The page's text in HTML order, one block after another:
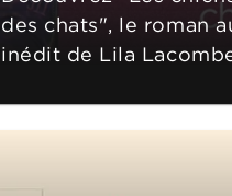
des chats", le roman
inédit de Lila